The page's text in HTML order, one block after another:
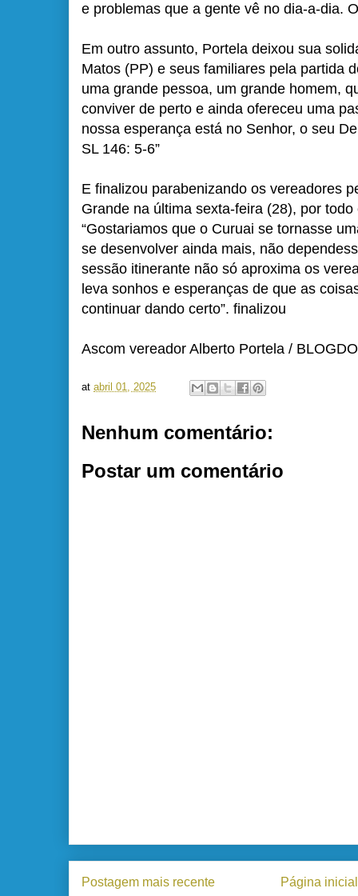
e problemas que a gente vê no dia-a-dia.
Em outro assunto, Portela deixou sua
Matos (PP) e seus familiares pela partida
uma grande pessoa, um grande homem,
conviver de perto e ainda ofereceu uma
nossa esperança está no Senhor, o seu
SL 146: 5-6”
E finalizou parabenizando os vereadores
Grande na última sexta-feira (28), por
“Gostariamos que o Curuai se tornasse
se desenvolver ainda mais, não
sessão itinerante não só aproxima os
leva sonhos e esperanças de que as
continuar dando certo”. finalizou
Ascom vereador Alberto Portela /
at abril 01, 2025
Nenhum comentário:
Postar um comentário
Postagem mais recente Página inicial